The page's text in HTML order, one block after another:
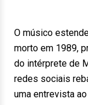
O músico
morto em 1989,
do intérprete de
redes sociais
uma entrevista